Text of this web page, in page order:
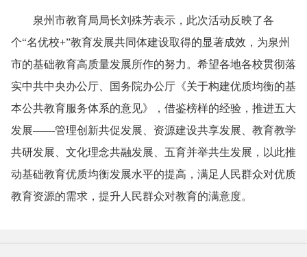
泉州市教育局局长刘殊芳表示，此次活动反映了各
个“名优校+”教育发展共同体建设取得的显著成效，为泉州
市的基础教育高质量发展所作的努力。希望各地各校贯彻落
实中共中央办公厅、国务院办公厅《关于构建优质均衡的基
本公共教育服务体系的意见》，借鉴榜样的经验，推进五大
发展——管理创新共促发展、资源建设共享发展、教育教学
共研发展、文化理念共融发展、五育并举共生发展，以此推
动基础教育优质均衡发展水平的提高，满足人民群众对优质
教育资源的需求，提升人民群众对教育的满意度。